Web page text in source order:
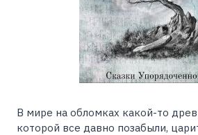
В мире на обломках какой-то
которой все давно позабыли,